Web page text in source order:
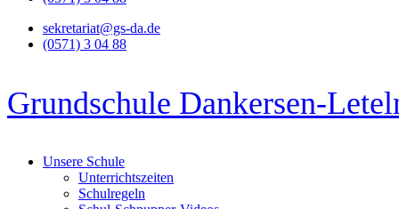
sekretariat@gs-da.de
(0571) 3 04 88
Grundschule Dankersen-
Unsere Schule
Unterrichtszeiten
Schulregeln